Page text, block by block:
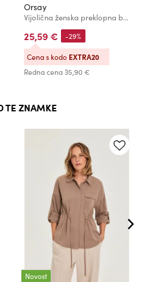
Orsay
Vijolična ženska preklopna bluza s cvetličnim vzorcem ORSAY
25,59 €
Redna cena35,90 €
-29%
Cena s kodo EXTRA20
TE ZNAMKE
Novost